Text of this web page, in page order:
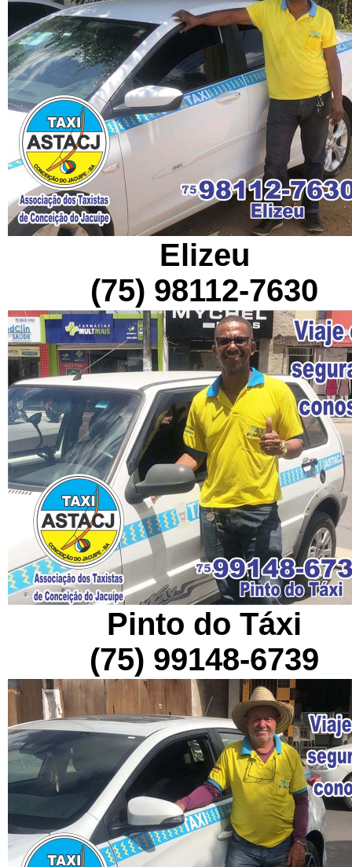
Elizeu
(75) 98112-7630
Pinto do Táxi
(75) 99148-6739